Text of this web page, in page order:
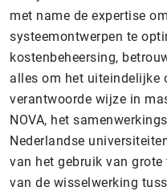
met name de expertise
systeemontwerpen te
kostenbeheersing,
alles om het uiteindelijke
verantwoorde wijze in
NOVA, het
Nederlandse
van het gebruik van
van de wisselwerking